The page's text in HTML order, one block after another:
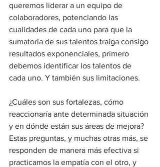
queremos liderar a un equipo de
colaboradores, potenciando las
cualidades de cada uno para que la
sumatoria de sus talentos traiga consigo
resultados exponenciales, primero
debemos identificar los talentos de
cada uno. Y también sus limitaciones.
¿Cuáles son sus fortalezas, cómo
reaccionaría ante determinada situación
y en dónde están sus áreas de mejora?
Estas preguntas, y muchas otras más, se
responden de manera más efectiva si
practicamos la empatía con el otro, y